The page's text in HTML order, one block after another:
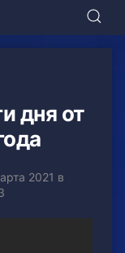
дня от
2021 в